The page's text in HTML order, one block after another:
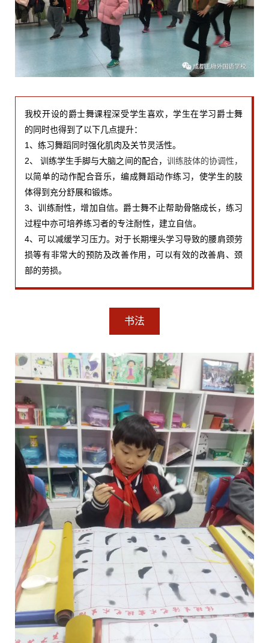
我校开设的爵士舞课程深受学生喜欢，学生在学习爵士舞
的同时也得到了以下几点提升：
1、练习舞蹈同时强化肌肉及关节灵活性。
2、 训练学生手脚与大脑之间的配合， 训练肢体的协调性，
以简单的动作配合音乐，编成舞蹈动作练习，使学生的肢
体得到充分舒展和锻炼。
3、训练耐性，增加自信。爵士舞不止帮助骨骼成长，练习
过程中亦可培养练习者的专注耐性，建立自信。
4、可以减缓学习压力。对于长期埋头学习导致的腰肩颈劳
损等有非常大的预防及改善作用，可以有效的改善肩、颈
部的劳损。
书法